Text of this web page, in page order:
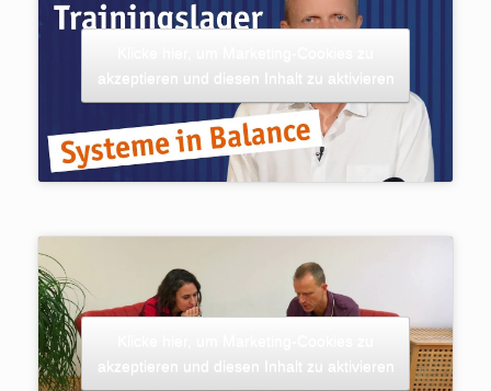
akzeptieren und diesen Inhalt zu aktivieren
akzeptieren und diesen Inhalt zu aktivieren